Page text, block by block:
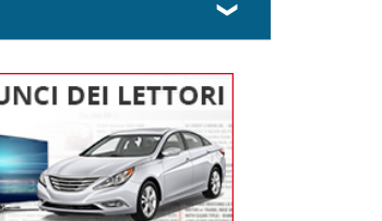
❯